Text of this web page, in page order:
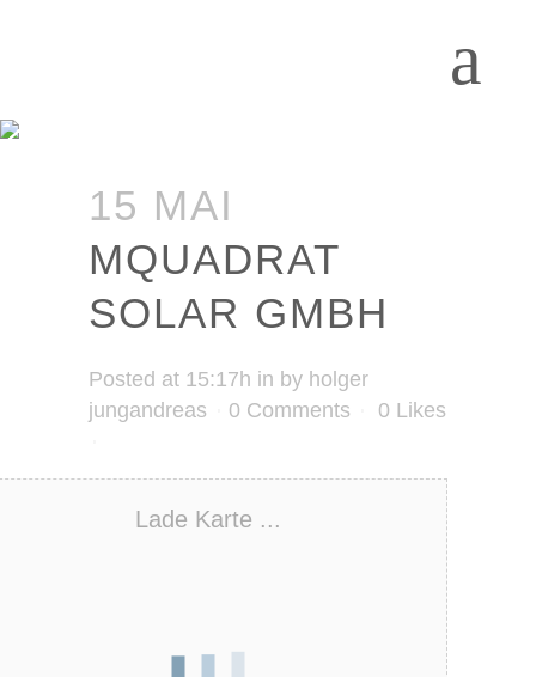
15 MAI
MQUADRAT
SOLAR GMBH
Posted at 15:17h in by holger
jungandreas
0 Comments 0 Likes
Lade Karte ...